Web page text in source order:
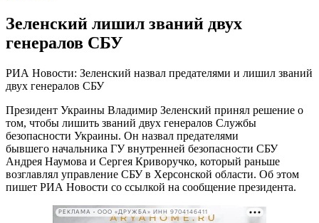
Зеленский лишил званий двух
генералов СБУ
РИА Новости: Зеленский назвал предателями и лишил званий
двух генералов СБУ
Президент Украины Владимир Зеленский принял решение о
том, чтобы лишить званий двух генералов Службы
безопасности Украины. Он назвал предателями
бывшего начальника ГУ внутренней безопасности СБУ
Андрея Наумова и Сергея Криворучко, который раньше
возглавлял управление СБУ в Херсонской области. Об этом
пишет РИА Новости со ссылкой на сообщение президента.
РЕКЛАМА • ООО «ДРУЖБА» ИНН 9704146411